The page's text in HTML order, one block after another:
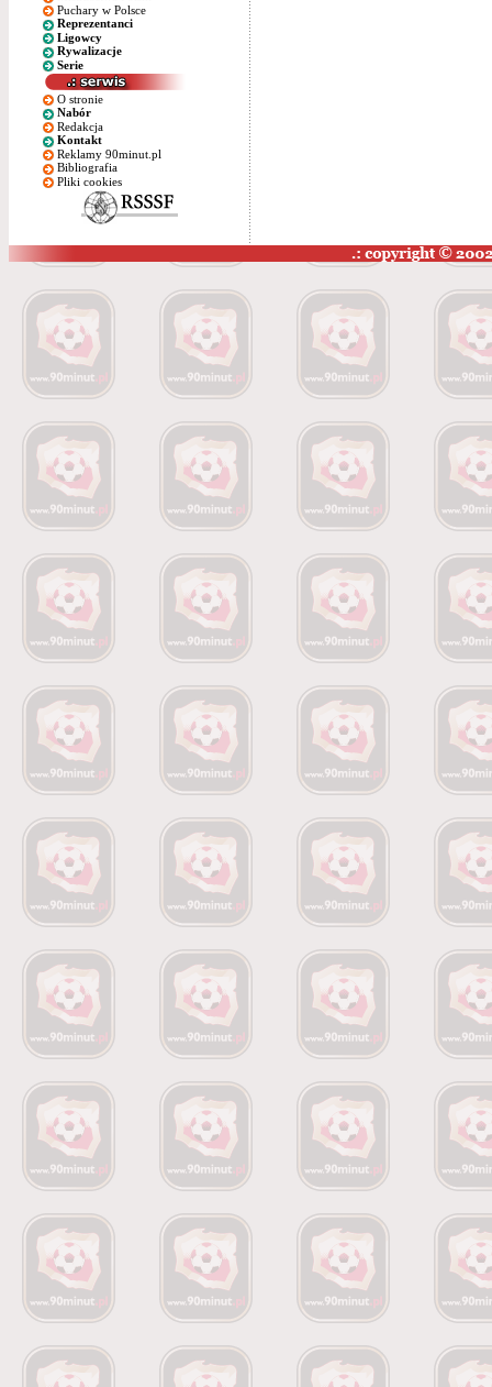
Puchary w Polsce
Reprezentanci
Ligowcy
Rywalizacje
Serie
O stronie
Nabór
Redakcja
Kontakt
Reklamy 90minut.pl
Bibliografia
Pliki cookies